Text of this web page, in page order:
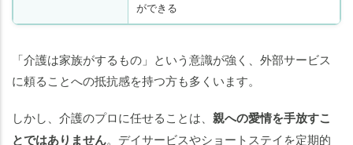
ができる
「介護は家族がするもの」という意識が強く、外部サービス
に頼ることへの抵抗感を持つ方も多くいます。
しかし、介護のプロに任せることは、 親への愛情を手放すこ
とではありません。デイサービスやショートステイを定期的